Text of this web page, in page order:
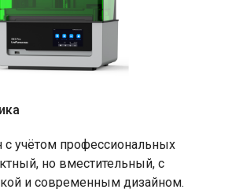
с учётом профессиональных
но вместительный, с
и современным дизайном.